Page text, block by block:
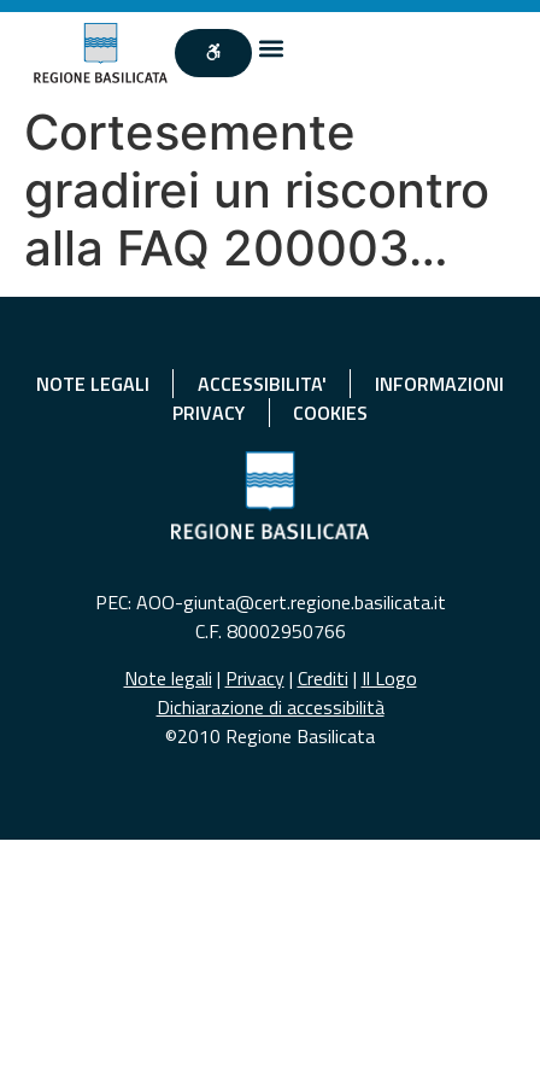
Cortesemente
gradirei un riscontro
alla FAQ 200003…
NOTE LEGALI ACCESSIBILITA'
INFORMAZIONI
PRIVACY
COOKIES
PEC: AOO-giunta@cert.regione.basilicata.it
C.F. 80002950766
Note legali | Privacy| Crediti | Il Logo
Dichiarazione di accessibilità
©2010 Regione Basilicata